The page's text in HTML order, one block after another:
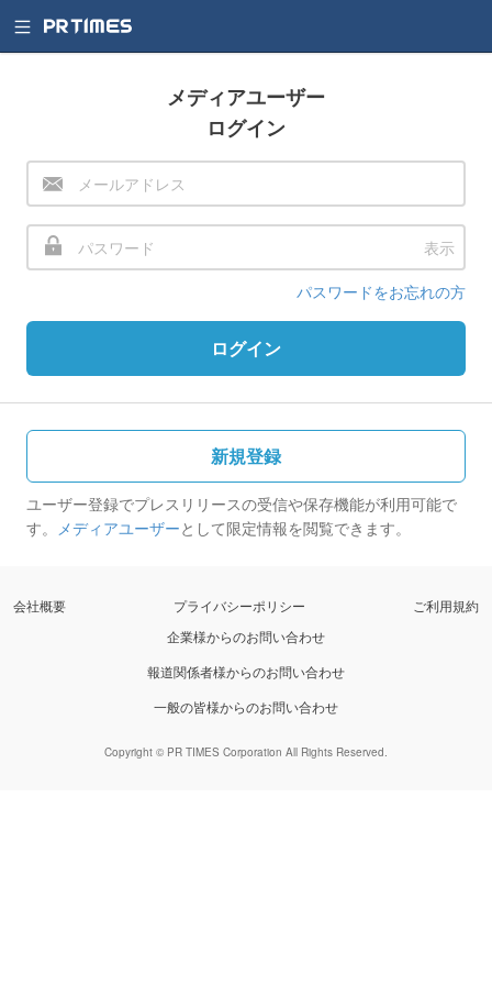
メディアユーザー
ログイン
表示
パスワードをお忘れの方
ログイン
新規登録
ユーザー登録でプレスリリースの受信や保存機能が利用可能で
す。 メディアユーザーとして限定情報を閲覧できます。
会社概要 プライバシーポリシー
ご利用規約
企業様からのお問い合わせ
報道関係者様からのお問い合わせ
一般の皆様からのお問い合わせ
Copyright © PR TIMES Corporation All Rights Reserved.